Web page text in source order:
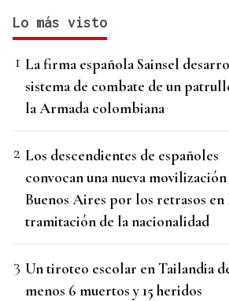
Lo más visto
La firma española Sainsel
sistema de combate de un
la Armada colombiana
Los descendientes de españoles
convocan una nueva
Buenos Aires por los retrasos en
tramitación de la nacionalidad
Un tiroteo escolar en Tailandia
menos 6 muertos y 15 heridos